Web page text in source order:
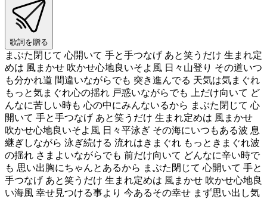
歌詞を贈る
まぶた閉じて 心開いて 手と手つなげ あと笑うだけ 生まれ定
めは 風まかせ 吹かせ心地良いそよ風 日々山登り その道いつ
も分かれ道 間違いながらでも 突き進んでる 天気は気まぐれ
もっと気まぐれ心の揺れ 戸惑いながらでも 上だけ向いて ど
んなに苦しい時も 心の中にみんないるから まぶた閉じて 心
開いて 手と手つなげ あと笑うだけ 生まれ定めは 風まかせ
吹かせ心地良いそよ風 日々平泳ぎ その海にいつもある波 息
継ぎしながら 泳ぎ続ける 流れはきまぐれ もっときまぐれ波
の揺れ さまよいながらでも 前だけ向いて どんなに辛い時で
も 思い出胸にちゃんとあるから まぶた閉じて 心開いて 手と
手つなげ あと笑うだけ 生まれ定めは 風まかせ 吹かせ心地良
い海風 幸せ見つける事より 今あるその幸せ まず思い出し気